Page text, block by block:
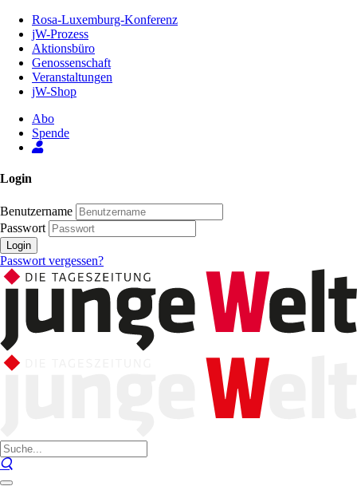
Inhalt
Seite
Rosa-Luxemburg-Konferenz
jW-Prozess
Aktionsbüro
Genossenschaft
Veranstaltungen
jW-Shop
Abo
Spende
Login
Benutzername
Passwort
Login
Passwort vergessen?